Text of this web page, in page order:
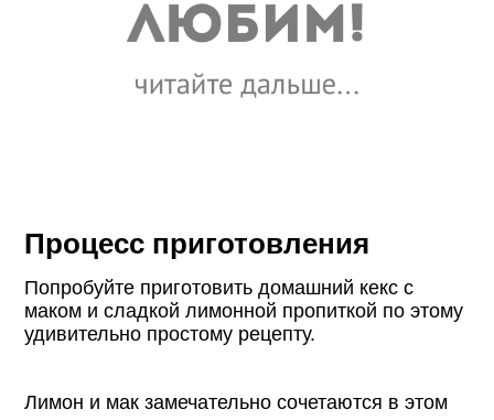
Процесс приготовления
Попробуйте приготовить домашний кекс с
маком и сладкой лимонной пропиткой по этому
удивительно простому рецепту.
Лимон и мак замечательно сочетаются в этом